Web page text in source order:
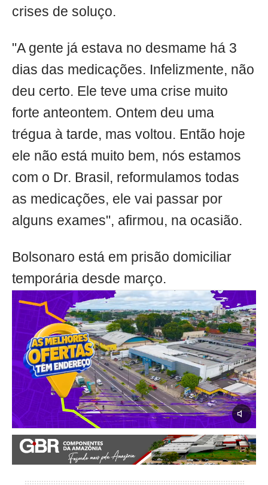
crises de soluço.
"A gente já estava no desmame há 3
dias das medicações. Infelizmente, não
deu certo. Ele teve uma crise muito
forte anteontem. Ontem deu uma
trégua à tarde, mas voltou. Então hoje
ele não está muito bem, nós estamos
com o Dr. Brasil, reformulamos todas
as medicações, ele vai passar por
alguns exames", afirmou, na ocasião.
Bolsonaro está em prisão domiciliar
temporária desde março.